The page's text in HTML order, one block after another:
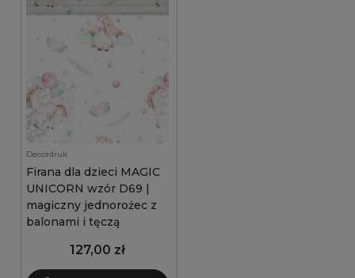
Decordruk
Firana dla dzieci MAGIC
UNICORN wzór D69 |
magiczny jednorożec z
balonami i tęczą
127,00 zł